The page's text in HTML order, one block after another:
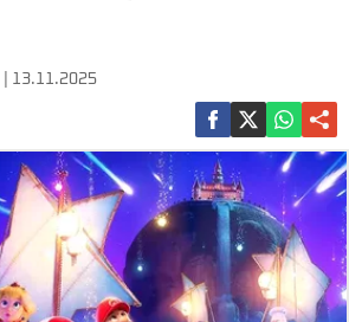
| 13.11.2025